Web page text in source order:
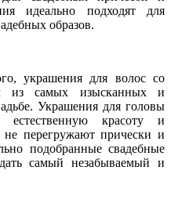
идеально подходят для
образов.
украшения для волос со
из самых изысканных и
Украшения для головы
красоту и
не перегружают прически и
подобранные свадебные
самый незабываемый и